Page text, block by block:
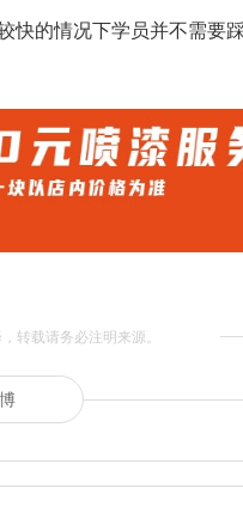
快的情况下学员并不需要
转载请务必注明来源。